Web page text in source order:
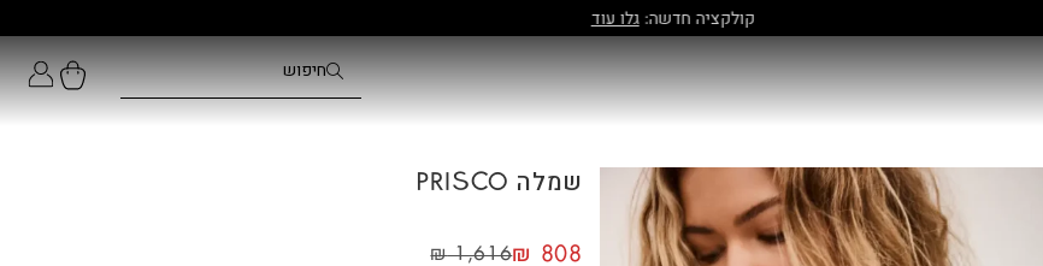
גלו עוד
שמלה PRISCO
₪1,616₪ 808